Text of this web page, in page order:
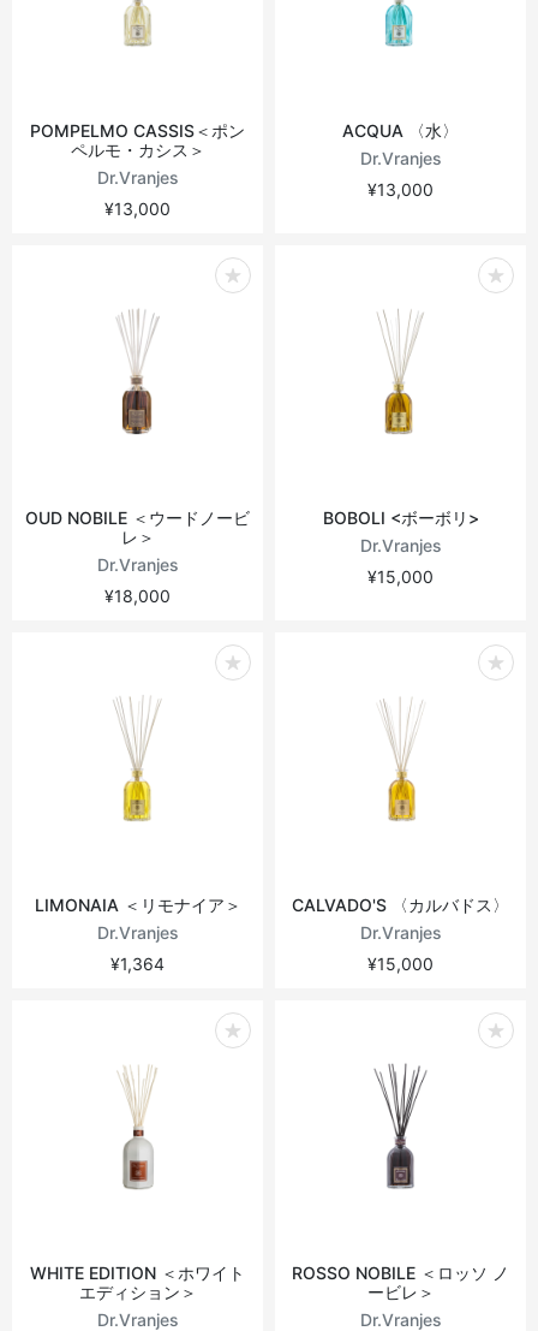
POMPELMO CASSIS＜ポン
ペルモ・カシス＞
Dr.Vranjes
¥13,000
ACQUA 〈水〉
Dr.Vranjes
¥13,000
OUD NOBILE ＜ウードノービ
レ＞
Dr.Vranjes
¥18,000
BOBOLI <ボーボリ>
Dr.Vranjes
¥15,000
LIMONAIA ＜リモナイア＞
Dr.Vranjes
¥1,364
CALVADO'S 〈カルバドス〉
Dr.Vranjes
¥15,000
WHITE EDITION ＜ホワイト
エディション＞
Dr.Vranjes
ROSSO NOBILE ＜ロッソ ノ
ービレ＞
Dr.Vranjes